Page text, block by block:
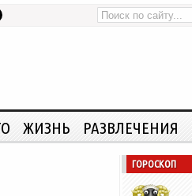
ЖИЗНЬ РАЗВЛЕЧЕНИЯ
ГОРОСКОП